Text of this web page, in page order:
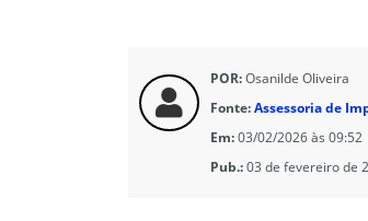
POR:Osanilde Oliveira
Fonte:Assessoria de
Em:03/02/2026 às 09:52
Pub.:03 de fevereiro de